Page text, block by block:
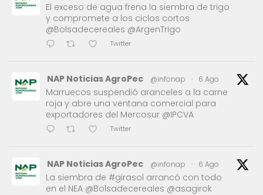
El exceso de agua frena la siembra de trigo
y compromete a los ciclos cortos
@Bolsadecereales @ArgenTrigo
Twitter
NAP Noticias AgroPec @infonap · 6 Ago
Marruecos suspendió aranceles a la carne
roja y abre una ventana comercial para
exportadores del Mercosur @IPCVA
Twitter
NAP Noticias AgroPec @infonap · 6 Ago
La siembra de #girasol arrancó con todo
en el NEA @Bolsadecereales @asagirok